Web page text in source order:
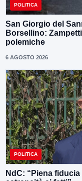
POLITICA
San Giorgio del
Borsellino:
polemiche
6 AGOSTO 2026
POLITICA
NdC: “Piena